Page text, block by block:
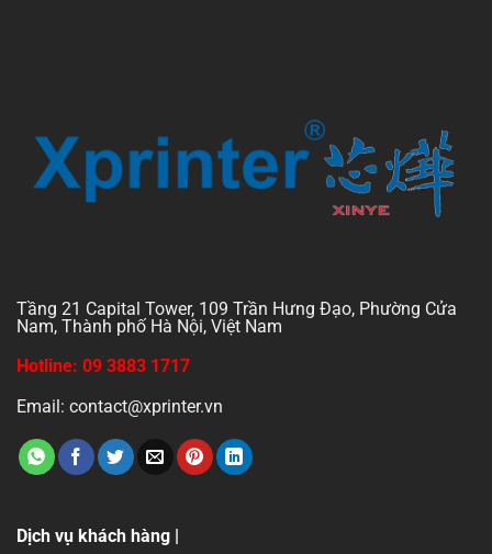
Tầng 21 Capital Tower, 109 Trần Hưng Đạo, Phường Cửa
Nam, Thành phố Hà Nội, Việt Nam
Hotline: 09 3883 1717
Email: contact@xprinter.vn
Dịch vụ khách hàng |